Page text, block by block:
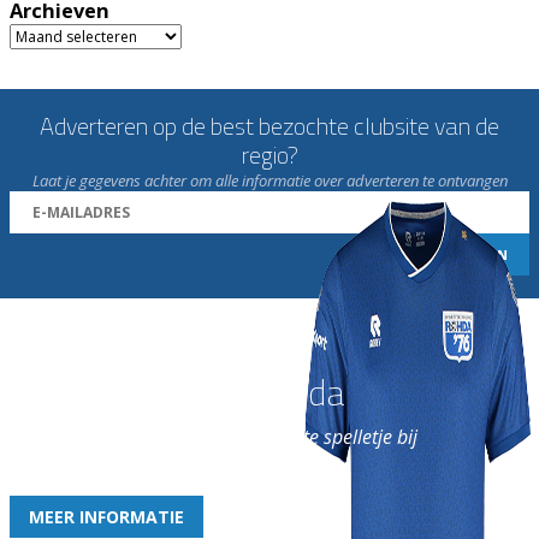
Archieven
Archieven
Adverteren op de best bezochte clubsite van de
regio?
Laat je gegevens achter om alle informatie over adverteren te ontvangen
Word nu lid van Rohda
en geniet iedere week van het leukste spelletje bij
MEER INFORMATIE